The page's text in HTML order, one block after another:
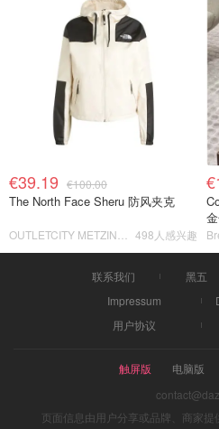
€39.19 €100.00
The North Face Sheru 防风夹克
498人感兴趣
联系我们 黑五
Impressum
用户协议
触屏版 电脑版
页面信息由用户分享或品牌、商家